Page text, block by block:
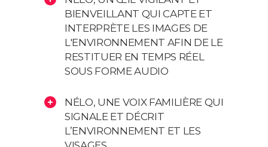
BIENVEILLANT QUI CAPTE ET
INTERPRÈTE LES IMAGES DE
L'ENVIRONNEMENT AFIN DE LE
RESTITUER EN TEMPS RÉEL
SOUS FORME AUDIO
NÉLO, UNE VOIX FAMILIÈRE QUI
SIGNALE ET DÉCRIT
L’ENVIRONNEMENT ET LES